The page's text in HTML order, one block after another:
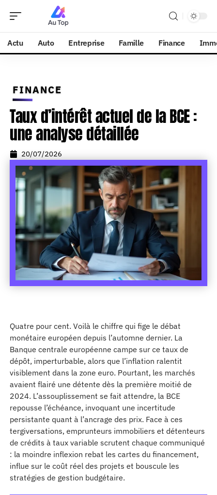
Actu Auto Entreprise Famille Finance
FINANCE
Taux d’intérêt actuel de la BCE :
une analyse détaillée
20/07/2026
Quatre pour cent. Voilà le chiffre qui fige le débat
monétaire européen depuis l’automne dernier. La
Banque centrale européenne campe sur ce taux de
dépôt, imperturbable, alors que l’inflation ralentit
visiblement dans la zone euro. Pourtant, les marchés
avaient flairé une détente dès la première moitié de
2024. L’assouplissement se fait attendre, la BCE
repousse l’échéance, invoquant une incertitude
persistante quant à l’ancrage des prix. Face à ces
tergiversations, emprunteurs immobiliers et détenteurs
de crédits à taux variable scrutent chaque communiqué
: la moindre inflexion rebat les cartes du financement,
influe sur le coût réel des projets et bouscule les
stratégies de gestion budgétaire.